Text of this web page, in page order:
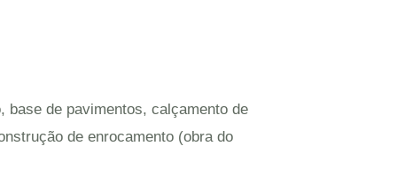
base de pavimentos, calçamento de
de enrocamento (obra do